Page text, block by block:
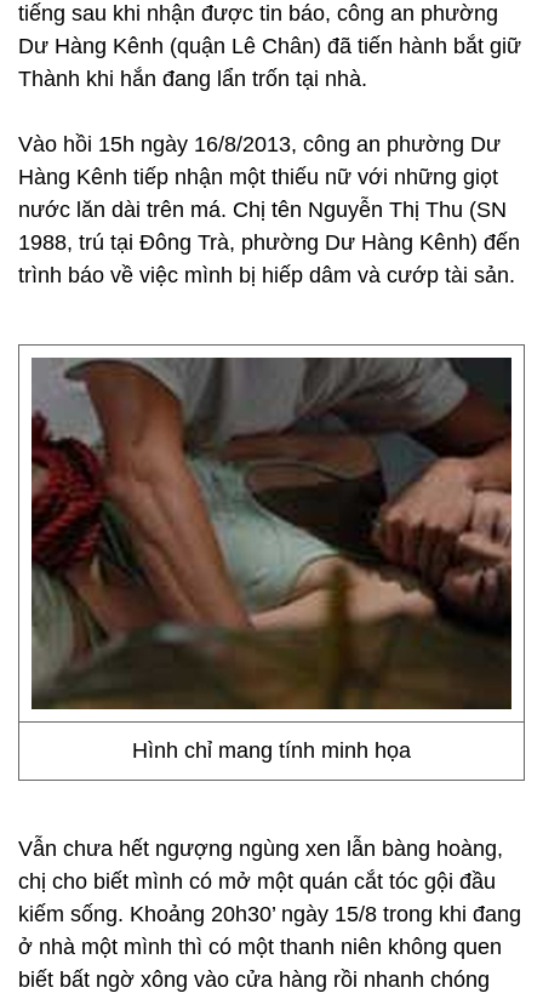
tiếng sau khi nhận được tin báo, công an phường
Dư Hàng Kênh (quận Lê Chân) đã tiến hành bắt giữ
Thành khi hắn đang lẩn trốn tại nhà.
Vào hồi 15h ngày 16/8/2013, công an phường Dư
Hàng Kênh tiếp nhận một thiếu nữ với những giọt
nước lăn dài trên má. Chị tên Nguyễn Thị Thu (SN
1988, trú tại Đông Trà, phường Dư Hàng Kênh) đến
trình báo về việc mình bị hiếp dâm và cướp tài sản.
Hình chỉ mang tính minh họa
Vẫn chưa hết ngượng ngùng xen lẫn bàng hoàng,
chị cho biết mình có mở một quán cắt tóc gội đầu
kiếm sống. Khoảng 20h30’ ngày 15/8 trong khi đang
ở nhà một mình thì có một thanh niên không quen
biết bất ngờ xông vào cửa hàng rồi nhanh chóng